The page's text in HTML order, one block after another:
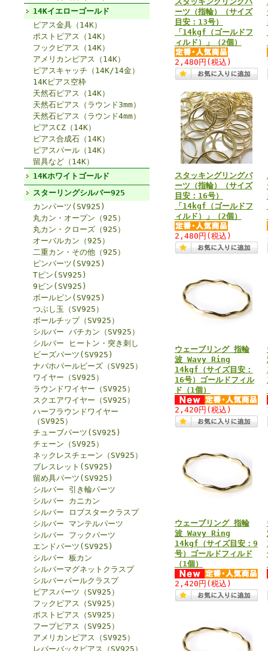
14Kイエローゴールド
ピアス金具（14K）
ポストピアス（14K）
フックピアス（14K）
アメリカンピアス（14K）
ピアスキャッチ（14K/14金）
14Kピアス空枠
天然石ピアス（14K）
天然石ピアス（ラウンド3mm）
天然石ピアス（ラウンド4mm）
ピアスCZ（14K）
ピアス合成石（14K）
ピアスパール（14K）
留具など（14K）
14Kホワイトゴールド
スターリングシルバー925
カンパーツ(SV925)
丸カン・オープン（925）
丸カン・クローズ（925）
オーバルカン（925）
二重カン・その他（925）
ピンパーツ(SV925)
Tピン(SV925)
9ピン(SV925)
ボールピン(SV925)
つぶし玉（SV925）
ボールチップ（SV925）
シルバー バチカン（SV925）
シルバー ヒートン・突き刺し
ビーズパーツ(SV925)
ナバホパールビーズ（SV925）
ワイヤー（SV925）
ラウンドワイヤー（SV925）
スクエアワイヤー（SV925）
ハーフラウンドワイヤー
（SV925）
チューブパーツ(SV925)
チェーン（SV925）
ネックレスチェーン（SV925）
ブレスレット(SV925)
留め具パーツ(SV925)
シルバー 引き輪パーツ
シルバー カニカン
シルバー ロブスタークラスプ
シルバー マンテルパーツ
シルバー フックパーツ
エンドパーツ(SV925)
シルバー 板カン
シルバーマグネットクラスプ
シルバーパールクラスプ
ピアスパーツ（SV925）
フックピアス（SV925）
ポストピアス（SV925）
フープピアス（SV925）
アメリカンピアス（SV925）
レバーバックピアス（SV925）
ーツ（指輪）（サイズ
目安：13号）
「14kgf（ゴールドフ
ィルド）」（2個）
2,480円 (税込)
スタッキングリングパ
ーツ（指輪）（サイズ
目安：16号）
「14kgf（ゴールドフ
ィルド）」（2個）
2,480円 (税込)
ウェーブリング 指輪
波 Wavy Ring
14kgf（サイズ目安：
16号）ゴールドフィル
ド（1個）
2,420円 (税込)
ウェーブリング 指輪
波 Wavy Ring
14kgf（サイズ目安：9
号）ゴールドフィルド
（1個）
2,420円 (税込)